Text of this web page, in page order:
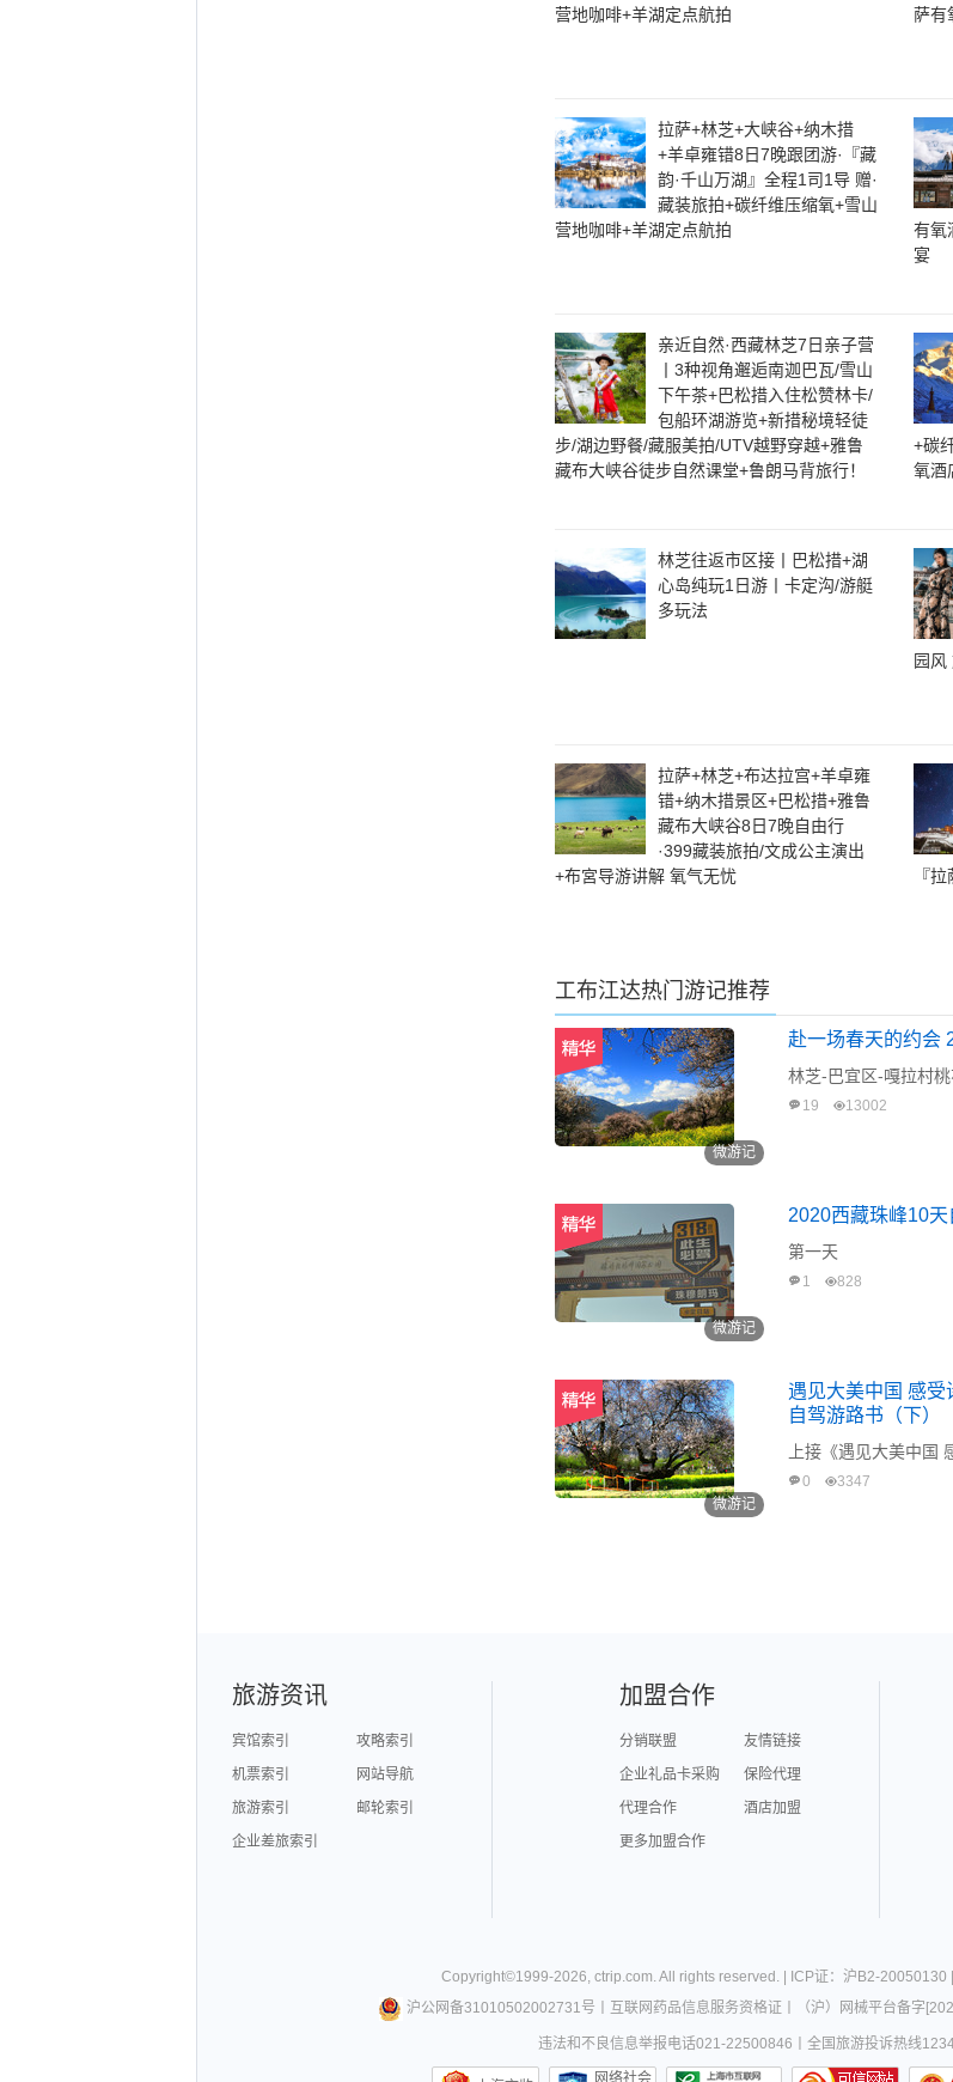
营地咖啡+羊湖定点航拍
萨有
拉萨+林芝+大峡谷+纳木措
+羊卓雍错8日7晚跟团游·『藏
韵·千山万湖』全程1司1导 赠·
藏装旅拍+碳纤维压缩氧+雪山
营地咖啡+羊湖定点航拍
有氧
宴
亲近自然·西藏林芝7日亲子营
丨3种视角邂逅南迦巴瓦/雪山
下午茶+巴松措入住松赞林卡/
包船环湖游览+新措秘境轻徒
步/湖边野餐/藏服美拍/UTV越野穿越+雅鲁
藏布大峡谷徒步自然课堂+鲁朗马背旅行！
+碳
氧酒
林芝往返市区接丨巴松措+湖
心岛纯玩1日游丨卡定沟/游艇
多玩法
园风
拉萨+林芝+布达拉宫+羊卓雍
错+纳木措景区+巴松措+雅鲁
藏布大峡谷8日7晚自由行
·399藏装旅拍/文成公主演出
+布宮导游讲解 氧气无忧
『
工布江达热门游记推荐
微游记
赴一场春天的约会
林芝-巴宜区-嘎拉村
19 13002
微游记
2020西藏珠峰10
第一天
1 828
微游记
遇见大美中国 感受
自驾游路书（下）
上接《遇见大美中国
0 3347
旅游资讯
宾馆索引
攻略索引
机票索引
网站导航
旅游索引
邮轮索引
企业差旅索引
加盟合作
分销联盟
友情链接
企业礼品卡采购
保险代理
代理合作
酒店加盟
更多加盟合作
Copyright©1999-2026, ctrip.com. All rights reserved. | ICP证：沪B2-20050130
沪公网备31010502002731号
互联网药品信息服务资格证 （沪）网械平台备字
违法和不良信息举报电话021-22500846 全国旅游投诉热线
网络社会